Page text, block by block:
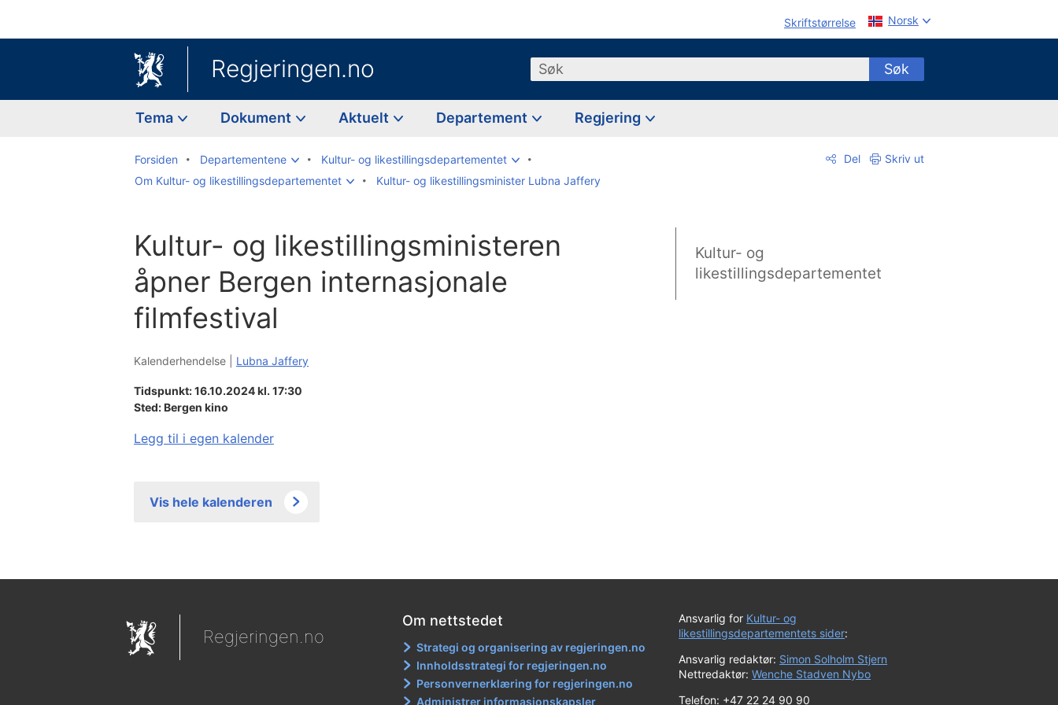
Skriftstørrelse Norsk
Regjeringen.no Søk Søk
Tema Dokument Aktuelt Departement Regjering
Forsiden Departementene
Kultur- og likestillingsdepartementet
Om Kultur- og likestillingsdepartementet
Kultur- og likestillingsminister Lubna Jaffery
Del Skriv ut
Kultur- og likestillingsministeren
åpner Bergen internasjonale
filmfestival
Kalenderhendelse | Lubna Jaffery
Tidspunkt: 16.10.2024 kl. 17:30
Sted:Bergen kino
Legg til i egen kalender
Vis hele kalenderen
Kultur- og
likestillingsdepartementet
Regjeringen.no
Om nettstedet
Strategi og organisering av regjeringen.no
Innholdsstrategi for regjeringen.no
Personvernerklæring for regjeringen.no
Administrer informasjonskapsler
Ansvarlig for Kultur- og
likestillingsdepartementets sider:
Ansvarlig redaktør: Simon Solholm Stjern
Nettredaktør:Wenche Stadven Nybo
Telefon: +47 22 24 90 90